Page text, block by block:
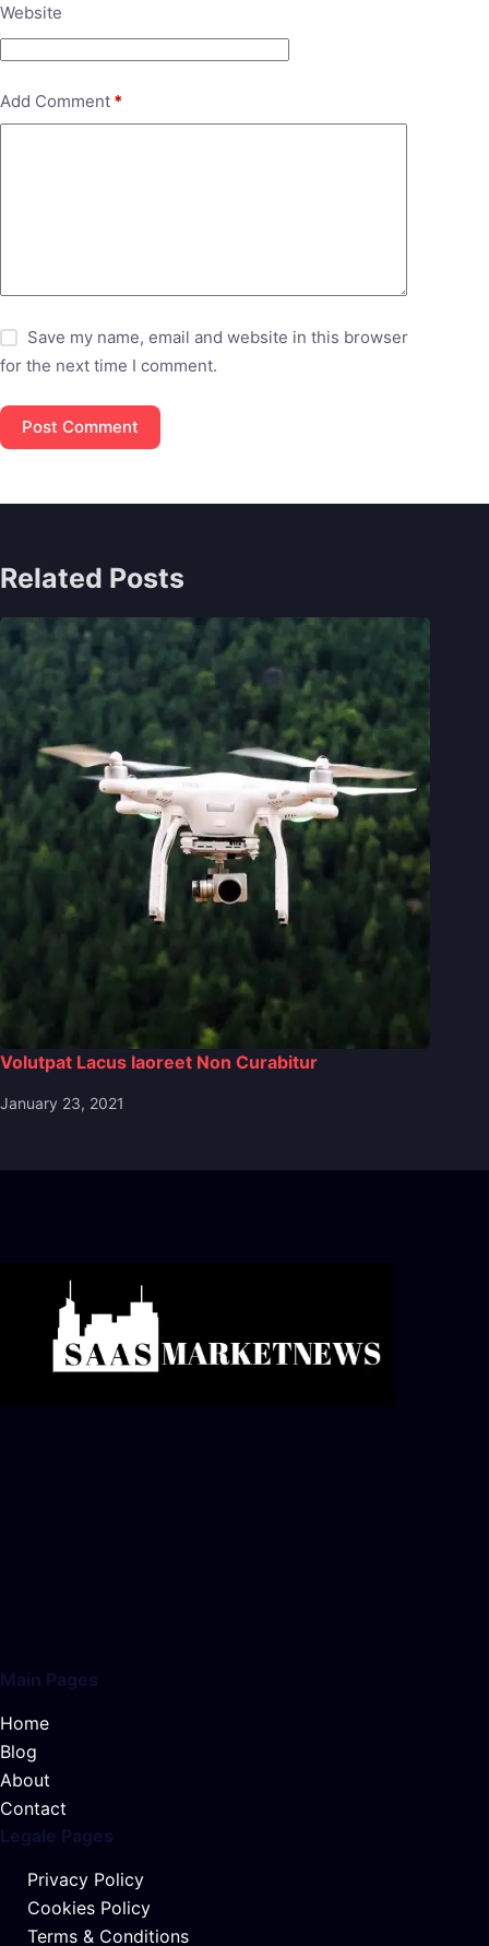
Website
Add Comment *
Save my name, email and website in this browser
for the next time I comment.
Post Comment
Related Posts
Volutpat Lacus Iaoreet Non Curabitur
January 23, 2021
Main Pages
Home
Blog
About
Contact
Legale Pages
Privacy Policy
Cookies Policy
Terms & Conditions